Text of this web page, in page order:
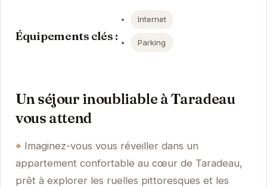
Équipements clés :
Internet
Parking
Un séjour inoubliable à Taradeau
vous attend
Imaginez-vous vous réveiller dans un
appartement confortable au cœur de Taradeau,
prêt à explorer les ruelles pittoresques et les